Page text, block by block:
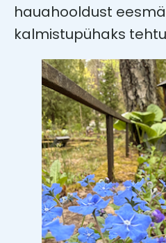
hauahooldust
kalmistupühaks